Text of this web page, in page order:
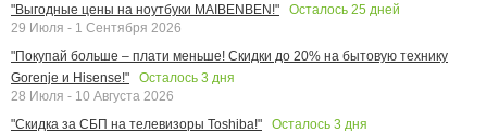
"Выгодные цены на ноутбуки MAIBENBEN!"
Осталось 25 дней
29 Июля - 1 Сентября 2026
"Покупай больше – плати меньше! Скидки до 20% на бытовую технику
Gorenje и Hisense!"
Осталось 3 дня
28 Июля - 10 Августа 2026
"Скидка за СБП на телевизоры Toshiba!"
Осталось 3 дня